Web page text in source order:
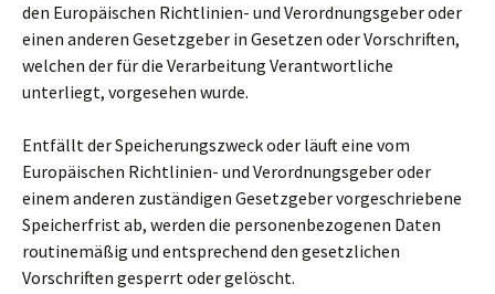
den Europäischen Richtlinien- und Verordnungsgeber oder
einen anderen Gesetzgeber in Gesetzen oder Vorschriften,
welchen der für die Verarbeitung Verantwortliche
unterliegt, vorgesehen wurde.
Entfällt der Speicherungszweck oder läuft eine vom
Europäischen Richtlinien- und Verordnungsgeber oder
einem anderen zuständigen Gesetzgeber vorgeschriebene
Speicherfrist ab, werden die personenbezogenen Daten
routinemäßig und entsprechend den gesetzlichen
Vorschriften gesperrt oder gelöscht.